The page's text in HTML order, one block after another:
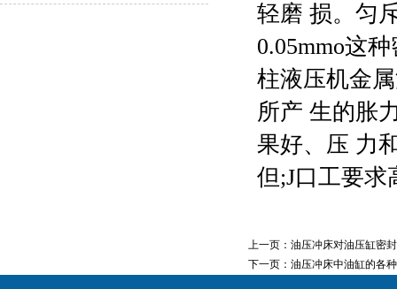
轻磨 损。匀
0.05mmo这
柱液压机金
所产 生的胀
果好、压 力
但;J口工要求
上一页： 油压冲床对油压缸密
下一页： 油压冲床中油缸的各